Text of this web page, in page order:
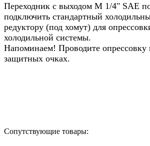
Переходник с выходом M 1/4" SAE
подключить стандартный
редуктору (под хомут) для
холодильной системы.
Напоминаем! Проводите опрессовку
защитных очках.
Сопутствующие товары: